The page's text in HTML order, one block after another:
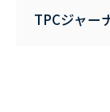
TPCジャー